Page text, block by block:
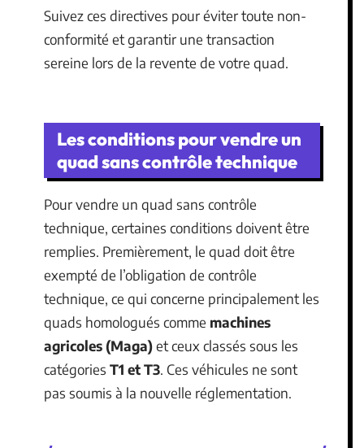
Suivez ces directives pour éviter toute non-
conformité et garantir une transaction
sereine lors de la revente de votre quad.
Les conditions pour vendre un
quad sans contrôle technique
Pour vendre un quad sans contrôle
technique, certaines conditions doivent être
remplies. Premièrement, le quad doit être
exempté de l’obligation de contrôle
technique, ce qui concerne principalement les
quads homologués comme machines
agricoles (Maga)et ceux classés sous les
catégories T1 et T3. Ces véhicules ne sont
pas soumis à la nouvelle réglementation.